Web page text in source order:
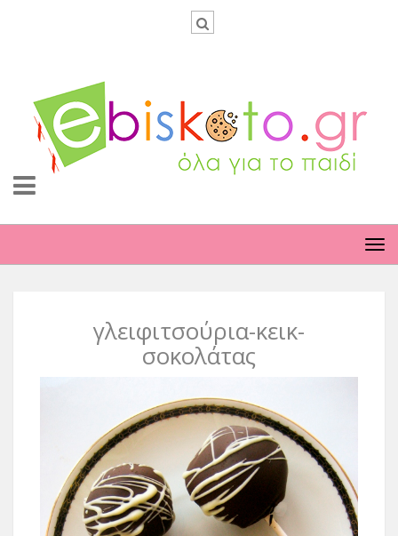
γλειφιτσούρια-κεικ-
σοκολάτας